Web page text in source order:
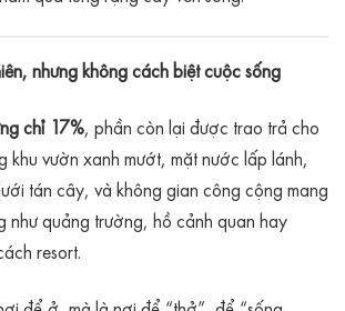
nhưng không cách biệt cuộc sống
chỉ 17%, phần còn lại được trao trả cho
khu vườn xanh mướt, mặt nước lấp lánh,
tán cây, và không gian công cộng mang
như quảng trường, hồ cảnh quan hay
resort.